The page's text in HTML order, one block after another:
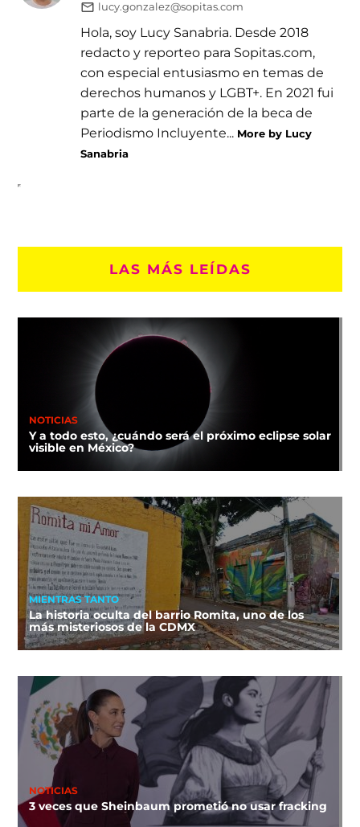
lucy.gonzalez@sopitas.com
Hola, soy Lucy Sanabria. Desde 2018
redacto y reporteo para Sopitas.com,
con especial entusiasmo en temas de
derechos humanos y LGBT+. En 2021 fui
parte de la generación de la beca de
Periodismo Incluyente... More by Lucy
Sanabria
LAS MÁS LEÍDAS
NOTICIAS
Y a todo esto, ¿cuándo será el próximo eclipse solar
visible en México?
MIENTRAS TANTO
La historia oculta del barrio Romita, uno de los
más misteriosos de la CDMX
NOTICIAS
3 veces que Sheinbaum prometió no usar fracking